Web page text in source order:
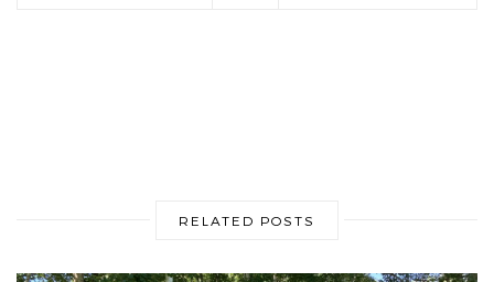
RELATED POSTS